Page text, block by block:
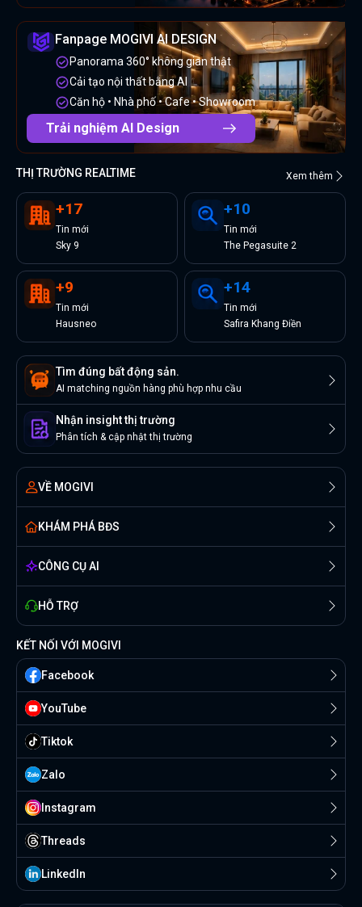
Fanpage MOGIVI AI DESIGN
Panorama 360° không gian thật
Cải tạo nội thất bằng AI
Căn hộ • Nhà phố • Cafe • Showroom
Trải nghiệm AI Design
THỊ TRƯỜNG REALTIME Xem thêm
+17
Tin mới
Sky 9
+10
Tin mới
The Pegasuite 2
+9
Tin mới
Hausneo
+14
Tin mới
Safira Khang Điền
Tìm đúng bất động sản.
AI matching nguồn hàng phù hợp nhu cầu
Nhận insight thị trường
Phân tích & cập nhật thị trường
VỀ MOGIVI
KHÁM PHÁ BĐS
CÔNG CỤ AI
HỖ TRỢ
KẾT NỐI VỚI MOGIVI
Facebook
YouTube
Tiktok
Zalo
Instagram
Threads
Linkedln